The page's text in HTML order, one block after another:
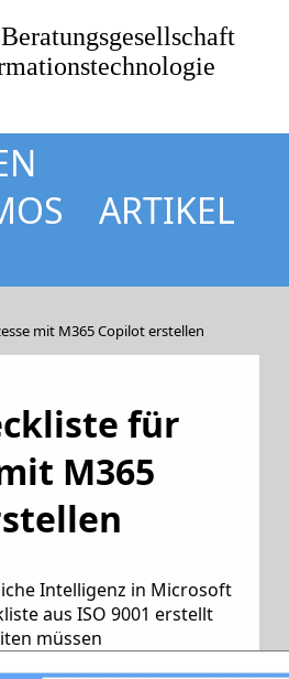
ARTIKEL
mit M365 Copilot erstellen
für
M365
Intelligenz in Microsoft
aus ISO 9001 erstellt
müssen